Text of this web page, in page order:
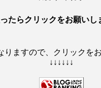
たらクリックをお願いし
りますので、クリックを
↓↓↓↓↓↓